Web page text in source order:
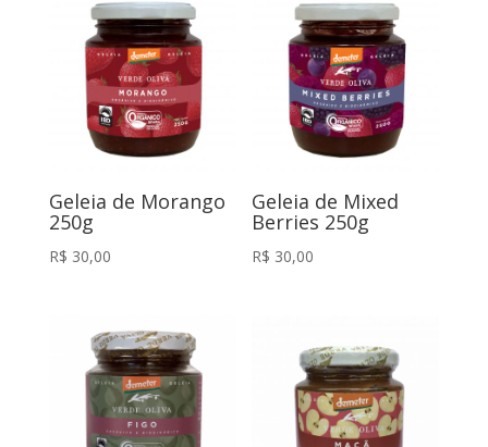
Geleia de Morango
250g
R$ 30,00
Geleia de Mixed
Berries 250g
R$ 30,00